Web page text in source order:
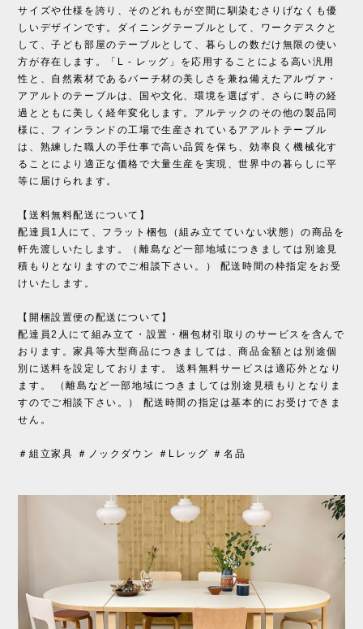
サイズや仕様を誇り、そのどれもが空間に馴染むさりげなくも優
しいデザインです。ダイニングテーブルとして、ワークデスクと
して、子ども部屋のテーブルとして、暮らしの数だけ無限の使い
方が存在します。「L - レッグ」を応用することによる高い汎用
性と、自然素材であるバーチ材の美しさを兼ね備えたアルヴァ・
アアルトのテーブルは、国や文化、環境を選ばず、さらに時の経
過とともに美しく経年変化します。アルテックのその他の製品同
様に、フィンランドの工場で生産されているアアルトテーブル
は、熟練した職人の手仕事で高い品質を保ち、効率良く機械化す
ることにより適正な価格で大量生産を実現、世界中の暮らしに平
等に届けられます。
【送料無料配送について】
配達員1人にて、フラット梱包（組み立てていない状態）の商品を
軒先渡しいたします。（離島など一部地域につきましては別途見
積もりとなりますのでご相談下さい。） 配送時間の枠指定をお受
けいたします。
【開梱設置便の配送について】
配達員2人にて組み立て・設置・梱包材引取りのサービスを含んで
おります。家具等大型商品につきましては、商品金額とは別途個
別に送料を設定しております。 送料無料サービスは適応外となり
ます。 （離島など一部地域につきましては別途見積もりとなりま
すのでご相談下さい。） 配送時間の指定は基本的にお受けできま
せん。
＃組立家具 ＃ノックダウン ＃Lレッグ ＃名品